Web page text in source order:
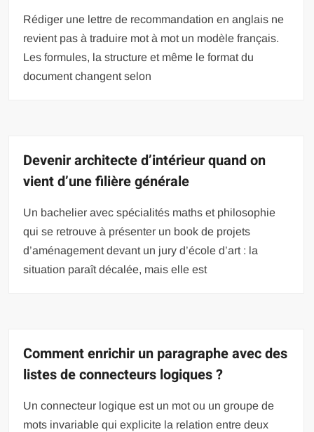
Rédiger une lettre de recommandation en anglais ne
revient pas à traduire mot à mot un modèle français.
Les formules, la structure et même le format du
document changent selon
Devenir architecte d’intérieur quand on
vient d’une filière générale
Un bachelier avec spécialités maths et philosophie
qui se retrouve à présenter un book de projets
d’aménagement devant un jury d’école d’art : la
situation paraît décalée, mais elle est
Comment enrichir un paragraphe avec des
listes de connecteurs logiques ?
Un connecteur logique est un mot ou un groupe de
mots invariable qui explicite la relation entre deux